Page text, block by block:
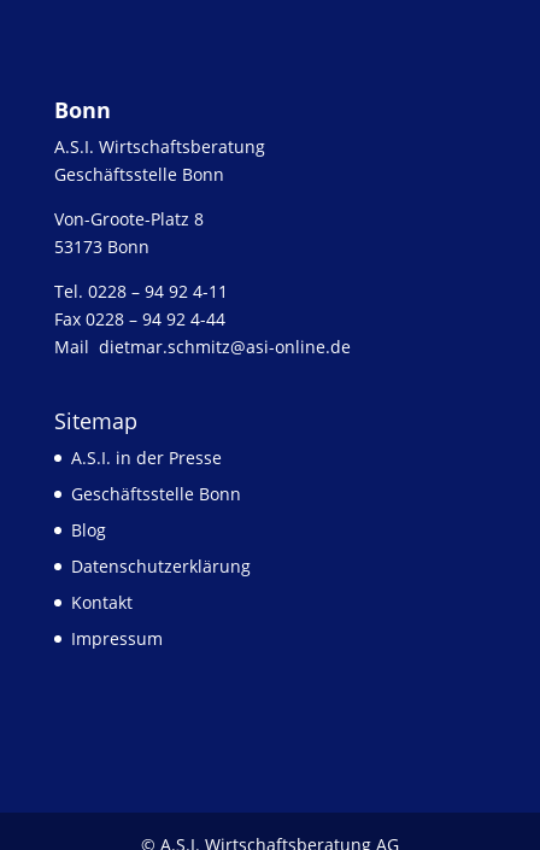
Bonn
A.S.I. Wirtschaftsberatung
Geschäftsstelle Bonn
Von-Groote-Platz 8
53173 Bonn
Tel. 0228 – 94 92 4-11
Fax 0228 – 94 92 4-44
Mail dietmar.schmitz@asi-online.de
Sitemap
A.S.I. in der Presse
Geschäftsstelle Bonn
Blog
Datenschutzerklärung
Kontakt
Impressum
© A.S.I. Wirtschaftsberatung AG